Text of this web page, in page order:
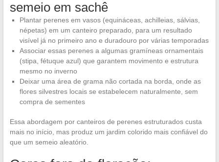
semeio em sachê
Plantar perenes em vasos (equináceas, achilleias, sálvias,
népetas) em um canteiro preparado, para um resultado
visível já no primeiro ano e duradouro por várias temporadas
Associar essas perenes a algumas gramíneas ornamentais
(stipa, fétuque azul) que garantem movimento e estrutura
mesmo no inverno
Deixar uma área de grama não cortada na borda, onde as
flores silvestres locais se estabelecem naturalmente, sem
compra de sementes
Essa abordagem por canteiros de perenes estruturados custa
mais no início, mas produz um jardim colorido mais confiável do
que um semeio aleatório.